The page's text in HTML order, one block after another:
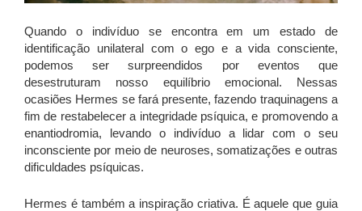
Quando o indivíduo se encontra em um estado de
identificação unilateral com o ego e a vida consciente,
podemos ser surpreendidos por eventos que
desestruturam nosso equilíbrio emocional. Nessas
ocasiões Hermes se fará presente, fazendo traquinagens a
fim de restabelecer a integridade psíquica, e promovendo a
enantiodromia, levando o indivíduo a lidar com o seu
inconsciente por meio de neuroses, somatizações e outras
dificuldades psíquicas.
Hermes é também a inspiração criativa. É aquele que guia